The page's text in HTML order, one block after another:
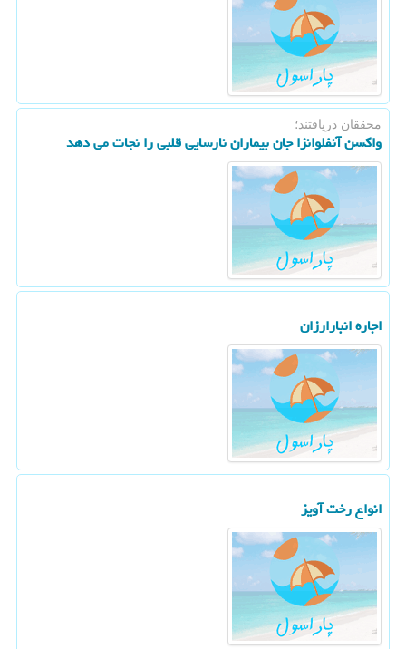
محققان دریافتند؛
واكسن آنفلوانزا جان بیماران نارسایی قلبی را نجات می دهد
اجاره انبارارزان
انواع رخت آویز